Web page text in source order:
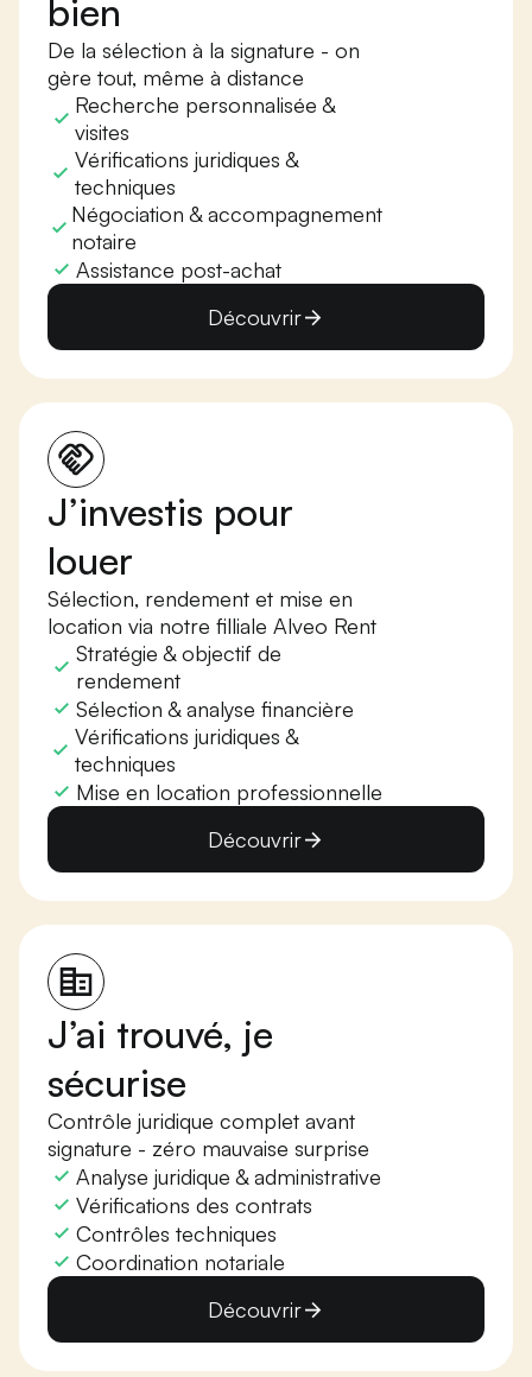
bien
De la sélection à la signature - on
gère tout, même à distance
Recherche personnalisée &
visites
Vérifications juridiques &
techniques
Négociation & accompagnement
notaire
Assistance post-achat
Découvrir
J’investis pour
louer
Sélection, rendement et mise en
location via notre filliale Alveo Rent
Stratégie & objectif de
rendement
Sélection & analyse financière
Vérifications juridiques &
techniques
Mise en location professionnelle
Découvrir
J’ai trouvé, je
sécurise
Contrôle juridique complet avant
signature - zéro mauvaise surprise
Analyse juridique & administrative
Vérifications des contrats
Contrôles techniques
Coordination notariale
Découvrir